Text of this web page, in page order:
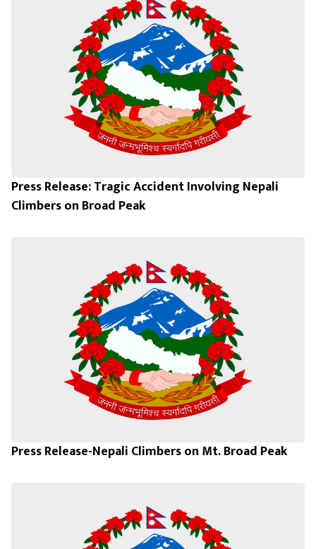
Press Release: Tragic Accident Involving Nepali
Climbers on Broad Peak
Press Release-Nepali Climbers on Mt. Broad Peak